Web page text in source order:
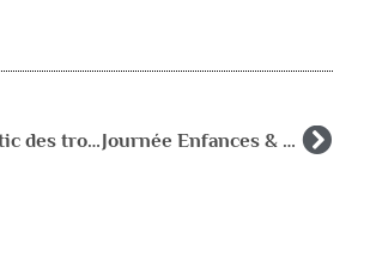
Le diagnostic des troubles du spectre autistique en contexte d’acculturation. Samedi 28 janvier 2025 Journée Enfances & PSY « Harcèlements : de l’école aux écrans » 31 mars 2025